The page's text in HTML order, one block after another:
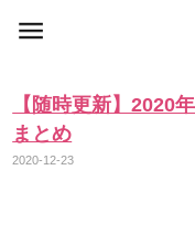
【随時更新】2020
まとめ
2020-12-23